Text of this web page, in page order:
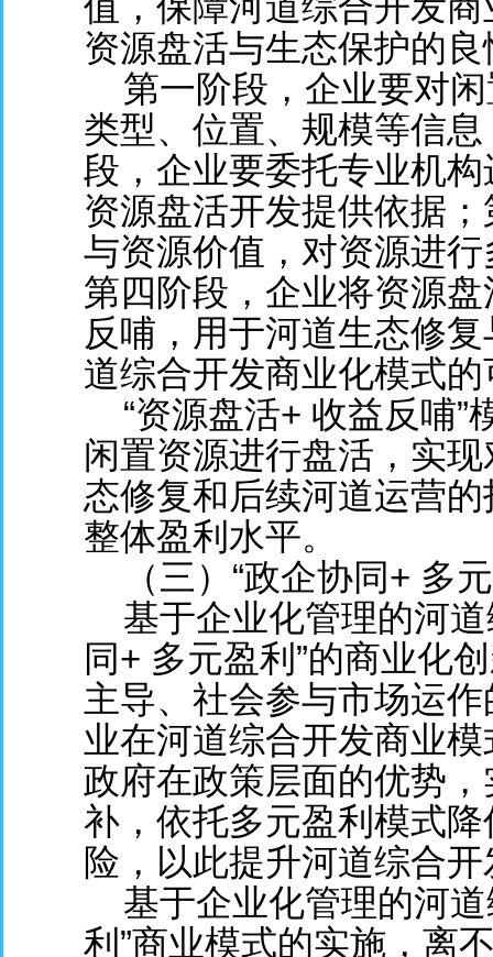
资源盘活与生态保护的
第一阶段，企业要对闲
类型、位置、规模等信
段，企业要委托专业机
资源盘活开发提供依据
与资源价值，对资源进
第四阶段，企业将资源
反哺，用于河道生态修
道综合开发商业化模式
“资源盘活+ 收益反哺”
闲置资源进行盘活，实
态修复和后续河道运营
整体盈利水平。
（三）“政企协同+ 多
基于企业化管理的河道
同+ 多元盈利”的商业化
主导、社会参与市场运
业在河道综合开发商业
政府在政策层面的优势
补，依托多元盈利模式
险，以此提升河道综合
基于企业化管理的河道
利”商业模式的实施，离